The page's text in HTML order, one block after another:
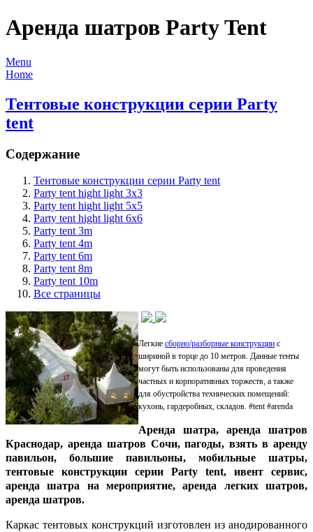
Аренда шатров Party Tent
Menu
Home
Тентовые конструкции серии Party
tent
Содержание
Тентовые конструкции серии Party tent
Party tent hight light 3x3
Party tent hight light 5x5
Party tent hight light 6x6
Party tent 3m
Party tent 4m
Party tent 6m
Party tent 8m
Party tent 10m
Все страницы
Легкие сборно/разборные конструкции с
шириной в торце до 10 метров. Данные тенты
могут быть использованы для проведения
частных и корпоративных торжеств, а также
для обустройства технических помещений:
кухонь, гардеробных, складов. #tent #arenda
Аренда шатра, аренда шатров
Краснодар, аренда шатров Сочи, пагоды, взять в аренду
павильон, большие павильоны, мобильные шатры,
тентовые конструкции серии Party tent, ивент сервис,
аренда шатра на мероприятие, аренда легких шатров,
аренда шатров.
Каркас тентовых конструкций изготовлен из анодированного